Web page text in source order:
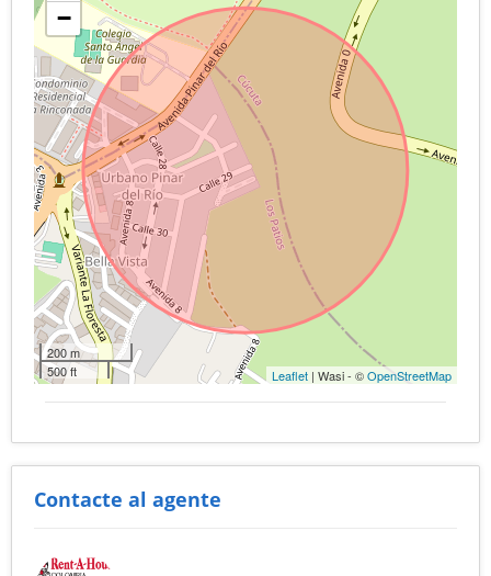
−
200 m
500 ft
Leaflet | Wasi - ©OpenStreetMap
Contacte al agente